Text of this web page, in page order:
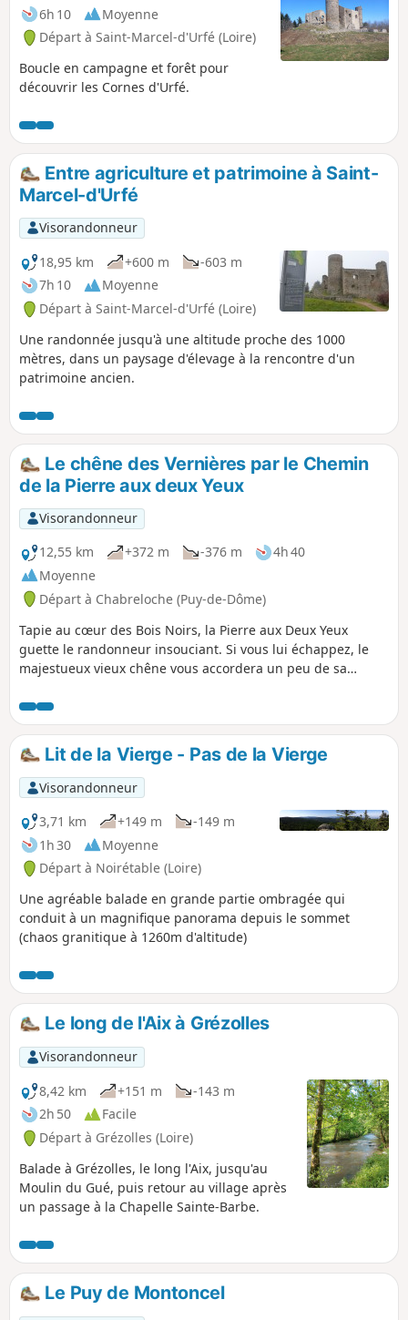
6h 10
Moyenne
Départ à Saint-Marcel-d'Urfé (Loire)
Boucle en campagne et forêt pour
découvrir les Cornes d'Urfé.
Entre agriculture et patrimoine à Saint-
Marcel-d'Urfé
Visorandonneur
18,95 km
+600 m
-603 m
7h 10
Moyenne
Départ à Saint-Marcel-d'Urfé (Loire)
Une randonnée jusqu'à une altitude proche des 1000
mètres, dans un paysage d'élevage à la rencontre d'un
patrimoine ancien.
Le chêne des Vernières par le Chemin
de la Pierre aux deux Yeux
Visorandonneur
12,55 km
+372 m -376 m
4h 40
Moyenne
Départ à Chabreloche (Puy-de-Dôme)
Tapie au cœur des Bois Noirs, la Pierre aux Deux Yeux
guette le randonneur insouciant. Si vous lui échappez, le
majestueux vieux chêne vous accordera un peu de sa
rocheux du Roc du Guet, endroit propice à la méditation.
Lit de la Vierge - Pas de la Vierge
Visorandonneur
3,71 km
+149 m
-149 m
1h 30
Moyenne
Départ à Noirétable (Loire)
Une agréable balade en grande partie ombragée qui
conduit à un magnifique panorama depuis le sommet
(chaos granitique à 1260m d'altitude)
Le long de l'Aix à Grézolles
Visorandonneur
8,42 km
+151 m
-143 m
2h 50
Facile
Départ à Grézolles (Loire)
Balade à Grézolles, le long l'Aix, jusqu'au
Moulin du Gué, puis retour au village après
un passage à la Chapelle Sainte-Barbe.
Le Puy de Montoncel